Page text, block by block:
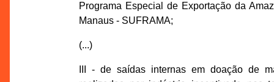
Programa Especial de Exportação da
Manaus - SUFRAMA;
(...)
III - de saídas internas em doação de